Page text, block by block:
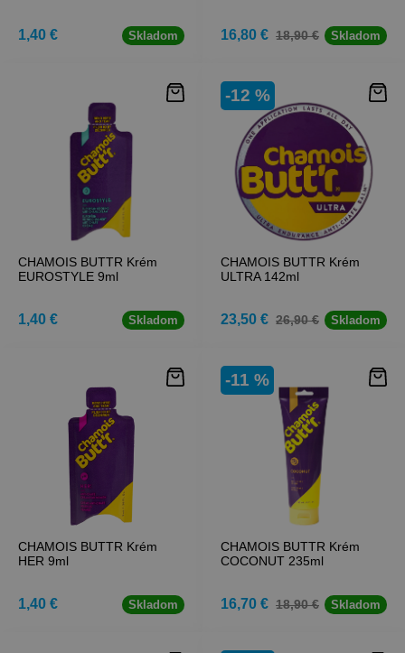
1,40 € Skladom 16,80 € 18,90 € Skladom
CHAMOIS BUTTR Krém
EUROSTYLE 9ml
1,40 € Skladom
CHAMOIS BUTTR Krém
ULTRA 142ml
-12 %
23,50 € 26,90 € Skladom
CHAMOIS BUTTR Krém
HER 9ml
1,40 € Skladom
CHAMOIS BUTTR Krém
COCONUT 235ml
-11 %
16,70 € 18,90 € Skladom